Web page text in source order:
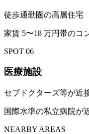
徒歩通勤圏の高層住宅
家賃 5〜18 万円帯のコ
SPOT 06
医療施設
セブドクターズ等が近
国際水準の私立病院が
NEARBY AREAS